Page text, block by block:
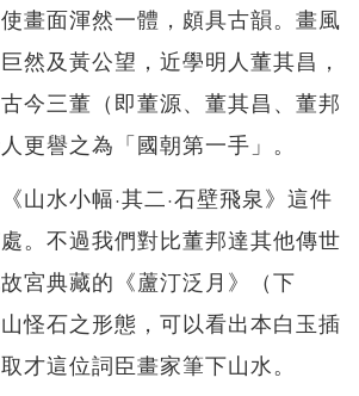
畫面渾然一體，頗具古韻。畫風
然及黃公望，近學明人董其昌，
今三董（即董源、董其昌、董邦
更譽之為「國朝第一手」。
山水小幅·其二·石壁飛泉》這件
。不過我們對比董邦達其他傳世
宮典藏的《蘆汀泛月》（下
怪石之形態，可以看出本白玉插
才這位詞臣畫家筆下山水。